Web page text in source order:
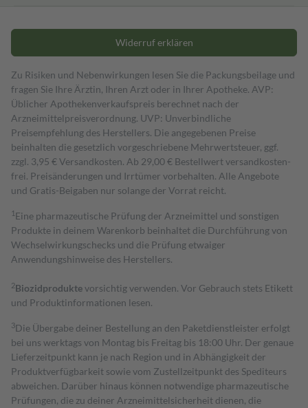
Widerruf erklären
Zu Risiken und Nebenwirkungen lesen Sie die Packungsbeilage und
fragen Sie Ihre Ärztin, Ihren Arzt oder in Ihrer Apotheke. AVP:
Üblicher Apothekenverkaufspreis berechnet nach der
Arzneimittelpreisverordnung. UVP: Unverbindliche
Preisempfehlung des Herstellers. Die angegebenen Preise
beinhalten die gesetzlich vorgeschriebene Mehrwertsteuer, ggf.
zzgl. 3,95 € Versandkosten. Ab 29,00 € Bestell­wert versand­kosten­
frei. Preisänderungen und Irrtümer vorbehalten. Alle Angebote
und Gratis-Beigaben nur solange der Vorrat reicht.
1 Eine pharmazeutische Prüfung der Arzneimittel und sonstigen
Produkte in deinem Warenkorb beinhaltet die Durchführung von
Wechselwirkungschecks und die Prüfung etwaiger
Anwendungshinweise des Herstellers.
2Biozidproduktevorsichtig verwenden. Vor Gebrauch stets Etikett
und Produktinformationen lesen.
3Die Übergabe deiner Bestellung an den Paketdienstleister erfolgt
bei uns werktags von Montag bis Freitag bis 18:00 Uhr. Der genaue
Lieferzeitpunkt kann je nach Region und in Abhängigkeit der
Produktverfügbarkeit sowie vom Zustellzeitpunkt des Spediteurs
abweichen. Darüber hinaus können notwendige pharmazeutische
Prüfungen, die zu deiner Arzneimittelsicherheit dienen, die